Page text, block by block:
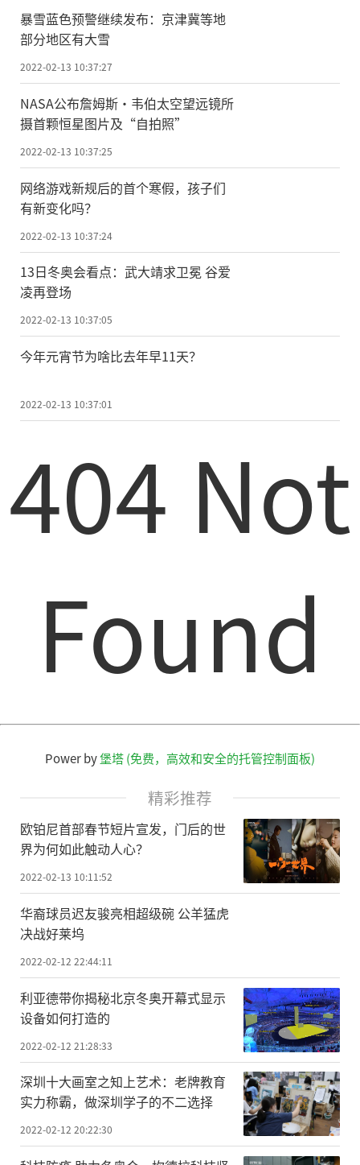
暴雪蓝色预警继续发布：京津冀等地
部分地区有大雪
2022-02-13 10:37:27
NASA公布詹姆斯·韦伯太空望远镜所
摄首颗恒星图片及“自拍照”
2022-02-13 10:37:25
网络游戏新规后的首个寒假，孩子们
有新变化吗？
2022-02-13 10:37:24
13日冬奥会看点：武大靖求卫冕 谷爱
凌再登场
2022-02-13 10:37:05
今年元宵节为啥比去年早11天？
2022-02-13 10:37:01
404 Not
Found
Power by堡塔 (免费，高效和安全的托管控制面板)
精彩推荐
欧铂尼首部春节短片宣发，门后的世
界为何如此触动人心？
2022-02-13 10:11:52
华裔球员迟友骏亮相超级碗 公羊猛虎
决战好莱坞
2022-02-12 22:44:11
利亚德带你揭秘北京冬奥开幕式显示
设备如何打造的
2022-02-12 21:28:33
深圳十大画室之知上艺术：老牌教育
实力称霸，做深圳学子的不二选择
2022-02-12 20:22:30